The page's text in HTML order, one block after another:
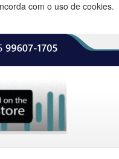
com o uso de cookies.